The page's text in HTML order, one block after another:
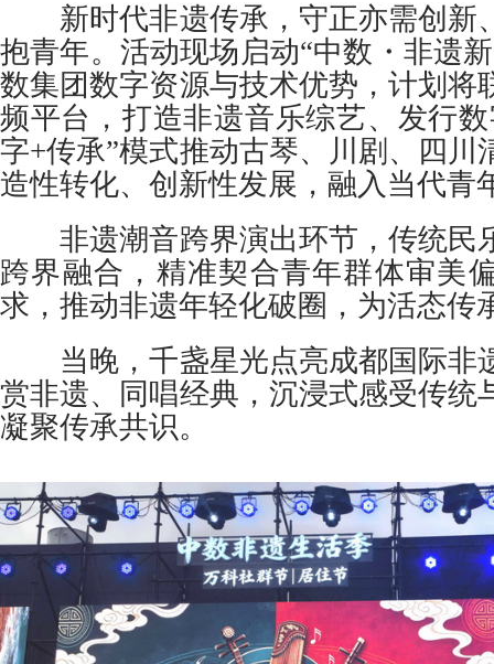
新时代非遗传承，守正亦需创新
抱青年。活动现场启动“中数・非遗
数集团数字资源与技术优势，计划将
频平台，打造非遗音乐综艺、发行
字+传承”模式推动古琴、川剧、四川
造性转化、创新性发展，融入当代青
非遗潮音跨界演出环节，传统民
跨界融合，精准契合青年群体审美
求，推动非遗年轻化破圈，为活态传
当晚，千盏星光点亮成都国际非
赏非遗、同唱经典，沉浸式感受传统
凝聚传承共识。